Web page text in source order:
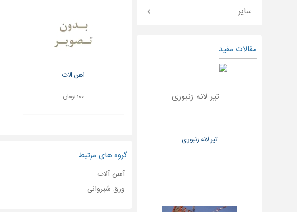
اهن الات
۱۰۰ تومان
گروه های مرتبط
آهن آلات
ورق شیروانی
سایر
مقالات مفید
تیر لانه زنبوری